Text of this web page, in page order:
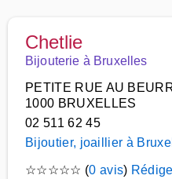
Chetlie
Bijouterie à Bruxelles
PETITE RUE AU
1000 BRUXELLES
02 511 62 45
Bijoutier, joaillier à
☆☆☆☆☆ (0 avis)